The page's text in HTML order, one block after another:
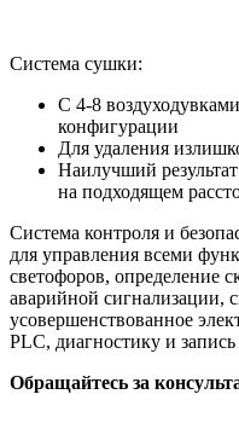
Система сушки:
С 4-8
конфигурации
Для удаления
Наилучший
на подходящем
Система контроля и
для управления всеми
светофоров, определение
аварийной сигнализации,
усовершенствованное
PLС, диагностику и
Обращайтесь за